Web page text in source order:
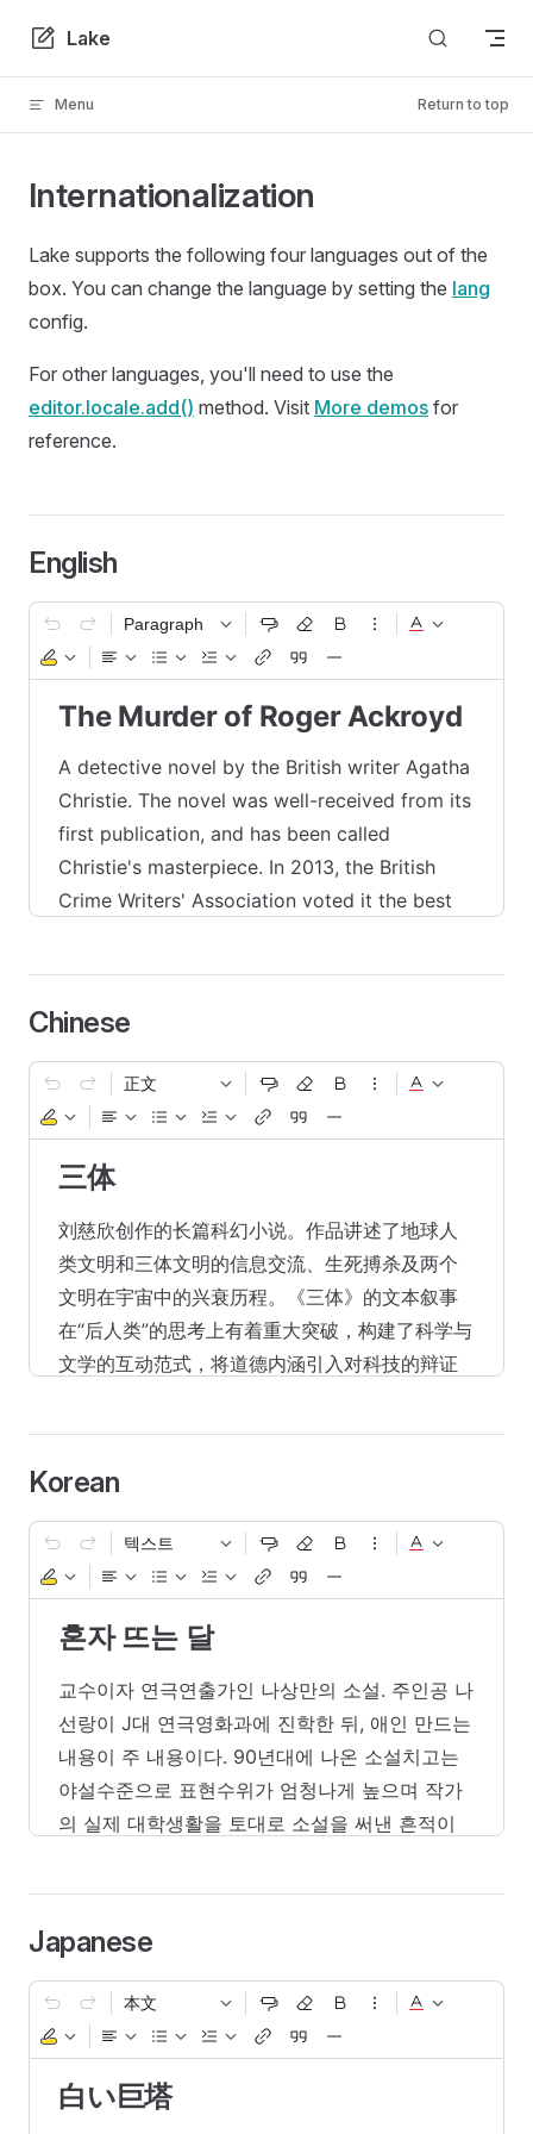
Skip to content
Lake
Menu Return to top
Internationalization
Lake supports the following four languages out of the
box. You can change the language by setting the lang
config.
For other languages, you'll need to use the
editor.locale.add() method. Visit More demos for
reference.
English
Paragraph
The Murder of Roger Ackroyd
A detective novel by the British writer Agatha
Christie. The novel was well-received from its
first publication, and has been called
Christie's masterpiece. In 2013, the British
Crime Writers' Association voted it the best
Chinese
正文
三体
刘慈欣创作的长篇科幻小说。作品讲述了地球人
类文明和三体文明的信息交流、生死搏杀及两个
文明在宇宙中的兴衰历程。《三体》的文本叙事
在“后人类”的思考上有着重大突破，构建了科学与
文学的互动范式，将道德内涵引入对科技的辩证
Korean
텍스트
혼자 뜨는 달
교수이자 연극연출가인 나상만의 소설. 주인공 나
선랑이 J대 연극영화과에 진학한 뒤, 애인 만드는
내용이 주 내용이다. 90년대에 나온 소설치고는
야설수준으로 표현수위가 엄청나게 높으며 작가
의 실제 대학생활을 토대로 소설을 써낸 흔적이
Japanese
本文
白い巨塔